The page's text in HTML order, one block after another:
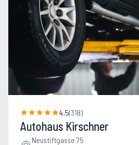
4.5(318)
Autohaus Kirschner
Neustiftgasse 75